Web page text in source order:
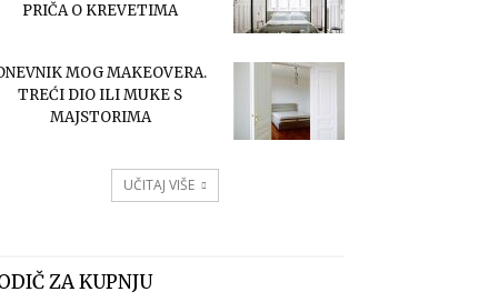
PRIČA O KREVETIMA
MOG MAKEOVERA.
TREĆI DIO ILI MUKE S
MAJSTORIMA
UČITAJ VIŠE
ZA KUPNJU